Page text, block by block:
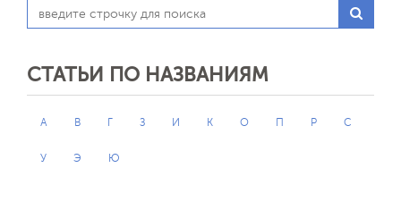
СТАТЬИ ПО НАЗВАНИЯМ
А В Г З И К О П Р С
У Э Ю